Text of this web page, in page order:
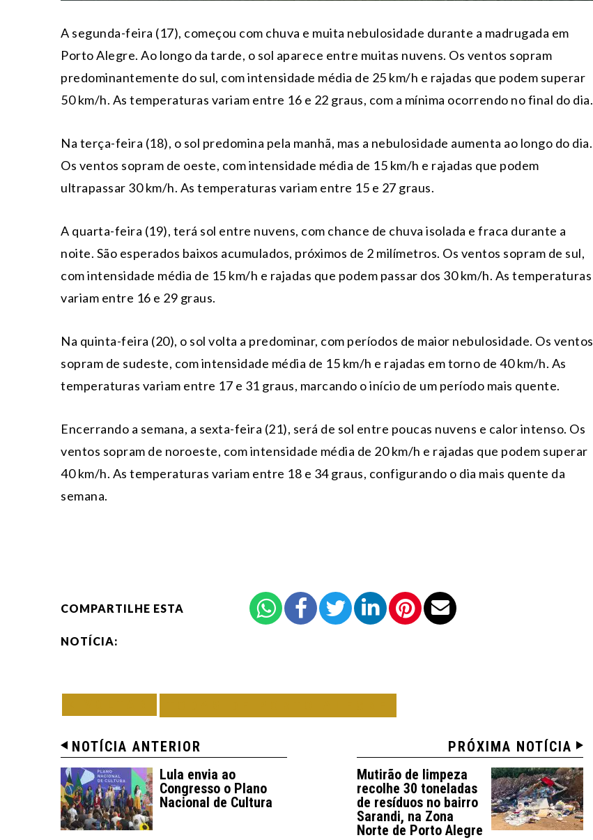
A segunda-feira (17), começou com chuva e muita nebulosidade durante a madrugada em
Porto Alegre. Ao longo da tarde, o sol aparece entre muitas nuvens. Os ventos sopram
predominantemente do sul, com intensidade média de 25 km/h e rajadas que podem superar
50 km/h. As temperaturas variam entre 16 e 22 graus, com a mínima ocorrendo no final do dia.
Na terça-feira (18), o sol predomina pela manhã, mas a nebulosidade aumenta ao longo do dia.
Os ventos sopram de oeste, com intensidade média de 15 km/h e rajadas que podem
ultrapassar 30 km/h. As temperaturas variam entre 15 e 27 graus.
A quarta-feira (19), terá sol entre nuvens, com chance de chuva isolada e fraca durante a
noite. São esperados baixos acumulados, próximos de 2 milímetros. Os ventos sopram de sul,
com intensidade média de 15 km/h e rajadas que podem passar dos 30 km/h. As temperaturas
variam entre 16 e 29 graus.
Na quinta-feira (20), o sol volta a predominar, com períodos de maior nebulosidade. Os ventos
sopram de sudeste, com intensidade média de 15 km/h e rajadas em torno de 40 km/h. As
temperaturas variam entre 17 e 31 graus, marcando o início de um período mais quente.
Encerrando a semana, a sexta-feira (21), será de sol entre poucas nuvens e calor intenso. Os
ventos sopram de noroeste, com intensidade média de 20 km/h e rajadas que podem superar
40 km/h. As temperaturas variam entre 18 e 34 graus, configurando o dia mais quente da
semana.
COMPARTILHE ESTA
NOTÍCIA:
NOTÍCIA ANTERIOR
Lula envia ao
Congresso o Plano
Nacional de Cultura
PRÓXIMA NOTÍCIA
Mutirão de limpeza
recolhe 30 toneladas
de resíduos no bairro
Sarandi, na Zona
Norte de Porto Alegre